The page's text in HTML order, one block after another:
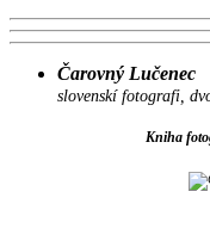
Čarovný Lučenec
slovenskí fotografi,
Kniha